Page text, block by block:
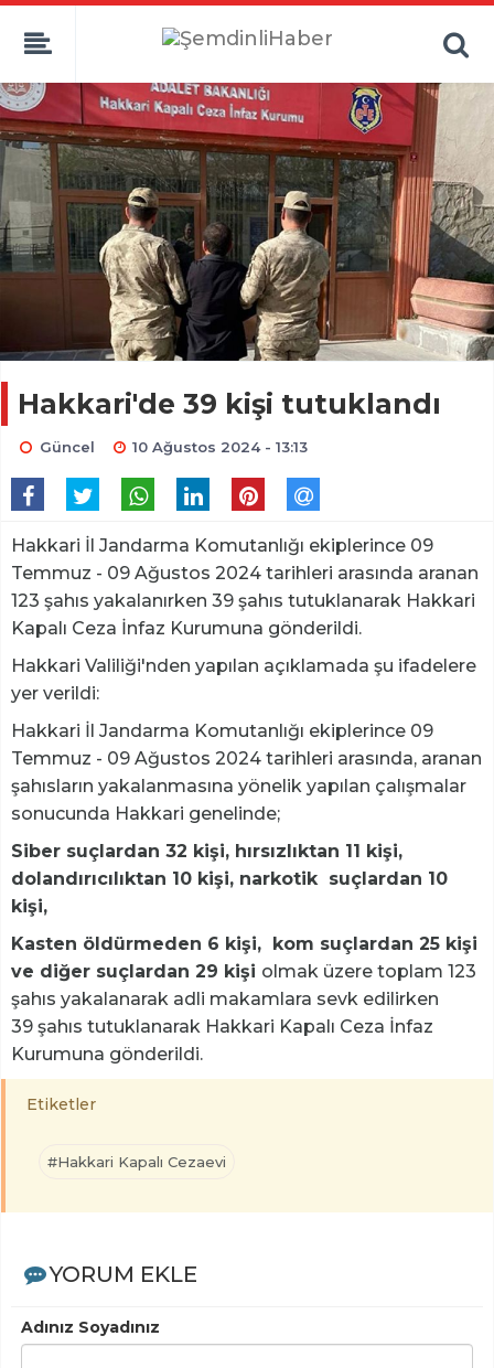
Hakkari'de 39 kişi tutuklandı
Güncel 10 Ağustos 2024 - 13:13
Hakkari İl Jandarma Komutanlığı ekiplerince 09
Temmuz - 09 Ağustos 2024 tarihleri arasında aranan
123 şahıs yakalanırken 39 şahıs tutuklanarak Hakkari
Kapalı Ceza İnfaz Kurumuna gönderildi.
Hakkari Valiliği'nden yapılan açıklamada şu ifadelere
yer verildi:
Hakkari İl Jandarma Komutanlığı ekiplerince 09
Temmuz - 09 Ağustos 2024 tarihleri arasında, aranan
şahısların yakalanmasına yönelik yapılan çalışmalar
sonucunda Hakkari genelinde;
Siber suçlardan 32 kişi, hırsızlıktan 11 kişi,
dolandırıcılıktan 10 kişi, narkotik suçlardan 10
kişi,
Kasten öldürmeden 6 kişi, kom suçlardan 25 kişi
ve diğer suçlardan 29 kişi olmak üzere toplam 123
şahıs yakalanarak adli makamlara sevk edilirken
39 şahıs tutuklanarak Hakkari Kapalı Ceza İnfaz
Kurumuna gönderildi.
Etiketler
#Hakkari Kapalı Cezaevi
YORUM EKLE
Adınız Soyadınız